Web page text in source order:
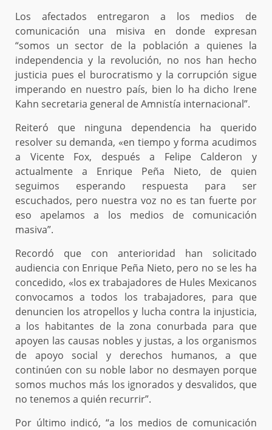
Los afectados entregaron a los medios de
comunicación una misiva en donde expresan
“somos un sector de la población a quienes la
independencia y la revolución, no nos han hecho
justicia pues el burocratismo y la corrupción sigue
imperando en nuestro país, bien lo ha dicho Irene
Kahn secretaria general de Amnistía internacional”.
Reiteró que ninguna dependencia ha querido
resolver su demanda, «en tiempo y forma acudimos
a Vicente Fox, después a Felipe Calderon y
actualmente a Enrique Peña Nieto, de quien
seguimos esperando respuesta para ser
escuchados, pero nuestra voz no es tan fuerte por
eso apelamos a los medios de comunicación
masiva”.
Recordó que con anterioridad han solicitado
audiencia con Enrique Peña Nieto, pero no se les ha
concedido, «los ex trabajadores de Hules Mexicanos
convocamos a todos los trabajadores, para que
denuncien los atropellos y lucha contra la injusticia,
a los habitantes de la zona conurbada para que
apoyen las causas nobles y justas, a los organismos
de apoyo social y derechos humanos, a que
continúen con su noble labor no desmayen porque
somos muchos más los ignorados y desvalidos, que
no tenemos a quién recurrir”.
Por último indicó, “a los medios de comunicación